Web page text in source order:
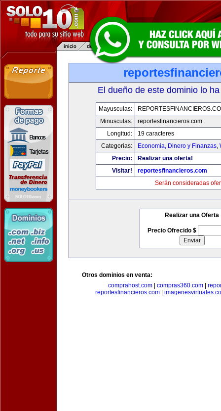
El dueño de este dominio lo
Mayusculas:
Minusculas:
reportesfinancieros.com
Longitud:
19 caracteres
Categorias:
Economia, Dinero y Finanzas,
Precio:
Realizar una oferta!
Visitar!
reportesfinancieros.com
Serán consideradas
Realizar una Oferta
Precio Ofrecido $
Otros dominios en venta:
comprahost.com| compras360.com|
reportesfinancieros.com